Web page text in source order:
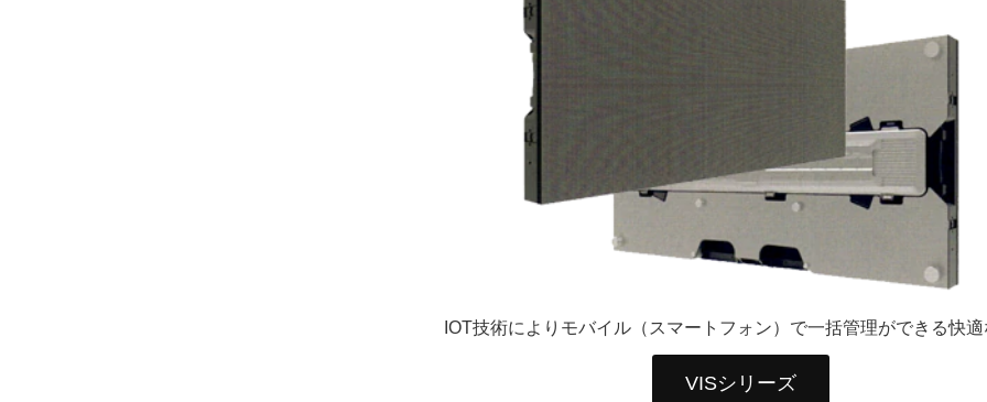
IOT技術によりモバイル（スマートフォン）で一括管理ができる快
VISシリーズ